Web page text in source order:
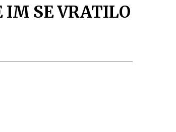
SE VRATILO